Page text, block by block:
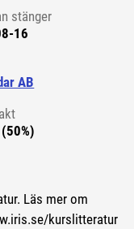
stänger
16
AB
Läs mer om
kurslitteratur